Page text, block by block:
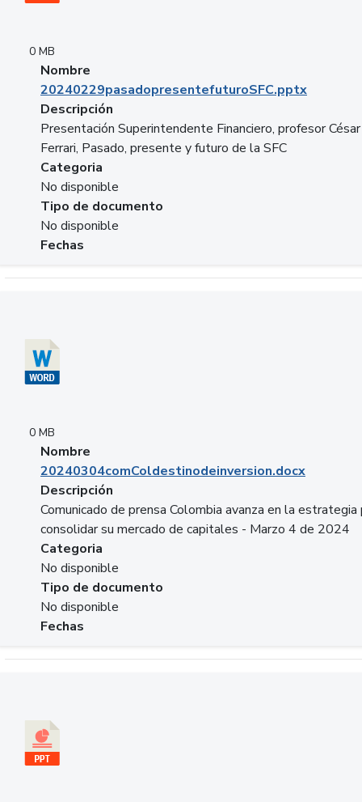
0 MB
Nombre
20240229pasadopresentefuturoSFC.pptx
Descripción
Presentación Superintendente Financiero, profesor César
Ferrari, Pasado, presente y futuro de la SFC
Categoria
No disponible
Tipo de documento
No disponible
Fechas
0 MB
Nombre
20240304comColdestinodeinversion.docx
Descripción
Comunicado de prensa Colombia avanza en la estrategia
consolidar su mercado de capitales - Marzo 4 de 2024
Categoria
No disponible
Tipo de documento
No disponible
Fechas